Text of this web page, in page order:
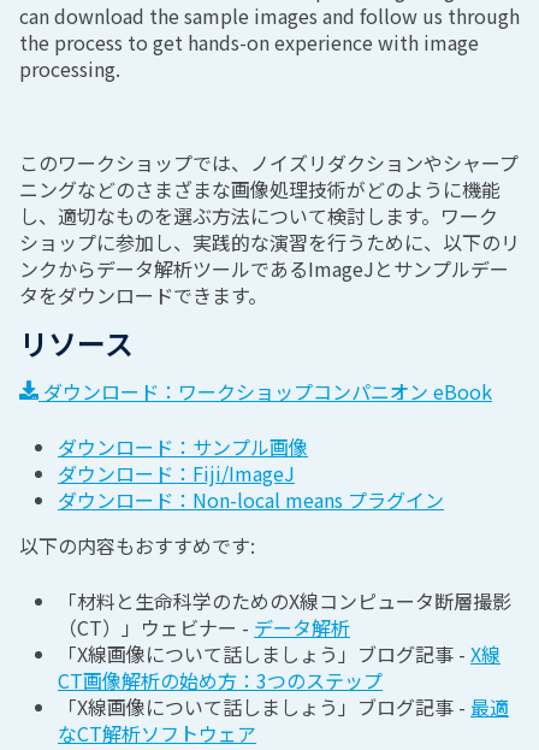
can download the sample images and follow us through
the process to get hands-on experience with image
processing.
このワークショップでは、ノイズリダクションやシャープ
ニングなどのさまざまな画像処理技術がどのように機能
し、適切なものを選ぶ方法について検討します。ワーク
ショップに参加し、実践的な演習を行うために、以下のリ
ンクからデータ解析ツールであるImageJとサンプルデー
タをダウンロードできます。
リソース
ダウンロード：ワークショップコンパニオン eBook
ダウンロード：サンプル画像
ダウンロード：Fiji/ImageJ
ダウンロード：Non-local means プラグイン
以下の内容もおすすめです:
「材料と生命科学のためのX線コンピュータ断層撮影
（CT）」ウェビナー - データ解析
「X線画像について話しましょう」ブログ記事 - X線
CT画像解析の始め方：3つのステップ
「X線画像について話しましょう」ブログ記事 - 最適
なCT解析ソフトウェア